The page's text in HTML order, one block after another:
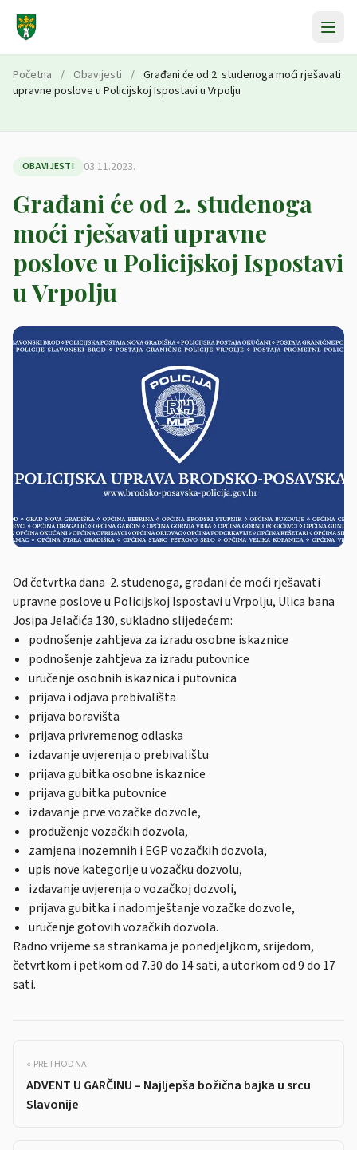
Početna / Obavijesti / Građani će od 2. studenoga moći rješavati
upravne poslove u Policijskoj Ispostavi u Vrpolju
OBAVIJESTI 03.11.2023.
Građani će od 2. studenoga
moći rješavati upravne
poslove u Policijskoj Ispostavi
u Vrpolju
Od četvrtka dana 2. studenoga, građani će moći rješavati
upravne poslove u Policijskoj Ispostavi u Vrpolju, Ulica bana
Josipa Jelačića 130, sukladno slijedećem:
podnošenje zahtjeva za izradu osobne iskaznice
podnošenje zahtjeva za izradu putovnice
uručenje osobnih iskaznica i putovnica
prijava i odjava prebivališta
prijava boravišta
prijava privremenog odlaska
izdavanje uvjerenja o prebivalištu
prijava gubitka osobne iskaznice
prijava gubitka putovnice
izdavanje prve vozačke dozvole,
produženje vozačkih dozvola,
zamjena inozemnih i EGP vozačkih dozvola,
upis nove kategorije u vozačku dozvolu,
izdavanje uvjerenja o vozačkoj dozvoli,
prijava gubitka i nadomještanje vozačke dozvole,
uručenje gotovih vozačkih dozvola.
Radno vrijeme sa strankama je ponedjeljkom, srijedom,
četvrtkom i petkom od 7.30 do 14 sati, a utorkom od 9 do 17
sati.
« PRETHODNA
ADVENT U GARČINU – Najljepša božična bajka u srcu
Slavonije